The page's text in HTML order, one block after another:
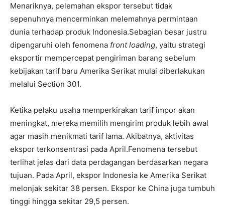
Menariknya, pelemahan ekspor tersebut tidak
sepenuhnya mencerminkan melemahnya permintaan
dunia terhadap produk Indonesia.Sebagian besar justru
dipengaruhi oleh fenomena front loading, yaitu strategi
eksportir mempercepat pengiriman barang sebelum
kebijakan tarif baru Amerika Serikat mulai diberlakukan
melalui Section 301.
Ketika pelaku usaha memperkirakan tarif impor akan
meningkat, mereka memilih mengirim produk lebih awal
agar masih menikmati tarif lama. Akibatnya, aktivitas
ekspor terkonsentrasi pada April.Fenomena tersebut
terlihat jelas dari data perdagangan berdasarkan negara
tujuan. Pada April, ekspor Indonesia ke Amerika Serikat
melonjak sekitar 38 persen. Ekspor ke China juga tumbuh
tinggi hingga sekitar 29,5 persen.